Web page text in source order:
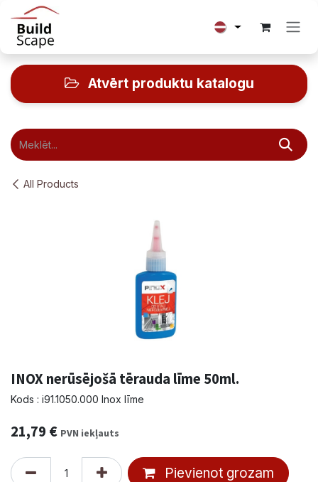
Skip to Content
Atvērt produktu katalogu
All Products
INOX nerūsējošā tērauda līme 50ml.
Kods : i91.1050.000 Inox līme
21,79 € PVN iekļauts
Pievienot grozam